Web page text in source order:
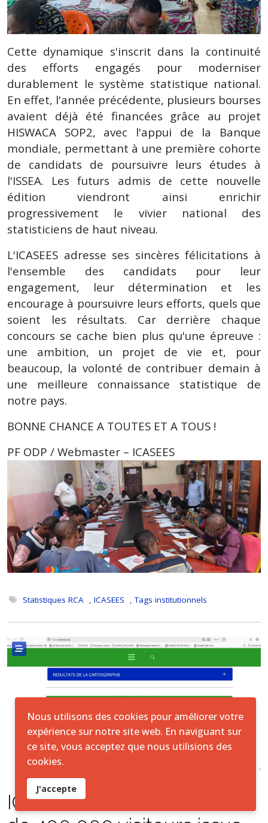
Cette dynamique s'inscrit dans la continuité
des efforts engagés pour moderniser
durablement le système statistique national.
En effet, l'année précédente, plusieurs bourses
avaient déjà été financées grâce au projet
HISWACA SOP2, avec l'appui de la Banque
mondiale, permettant à une première cohorte
de candidats de poursuivre leurs études à
l'ISSEA. Les futurs admis de cette nouvelle
édition viendront ainsi enrichir
progressivement le vivier national des
statisticiens de haut niveau.
L'ICASEES adresse ses sincères félicitations à
l'ensemble des candidats pour leur
engagement, leur détermination et les
encourage à poursuivre leurs efforts, quels que
soient les résultats. Car derrière chaque
concours se cache bien plus qu'une épreuve :
une ambition, un projet de vie et, pour
beaucoup, la volonté de contribuer demain à
une meilleure connaissance statistique de
notre pays.
BONNE CHANCE A TOUTES ET A TOUS !
PF ODP / Webmaster – ICASEES
Statistiques RCA , ICASEES ,Tags institutionnels
ICASEES SITE WEB : Plus
Nous utilisons des cookies pour améliorer votre
expérience sur notre site web. En naviguant sur
ce site, vous acceptez que nous utilisions des
cookies.
J'accepte